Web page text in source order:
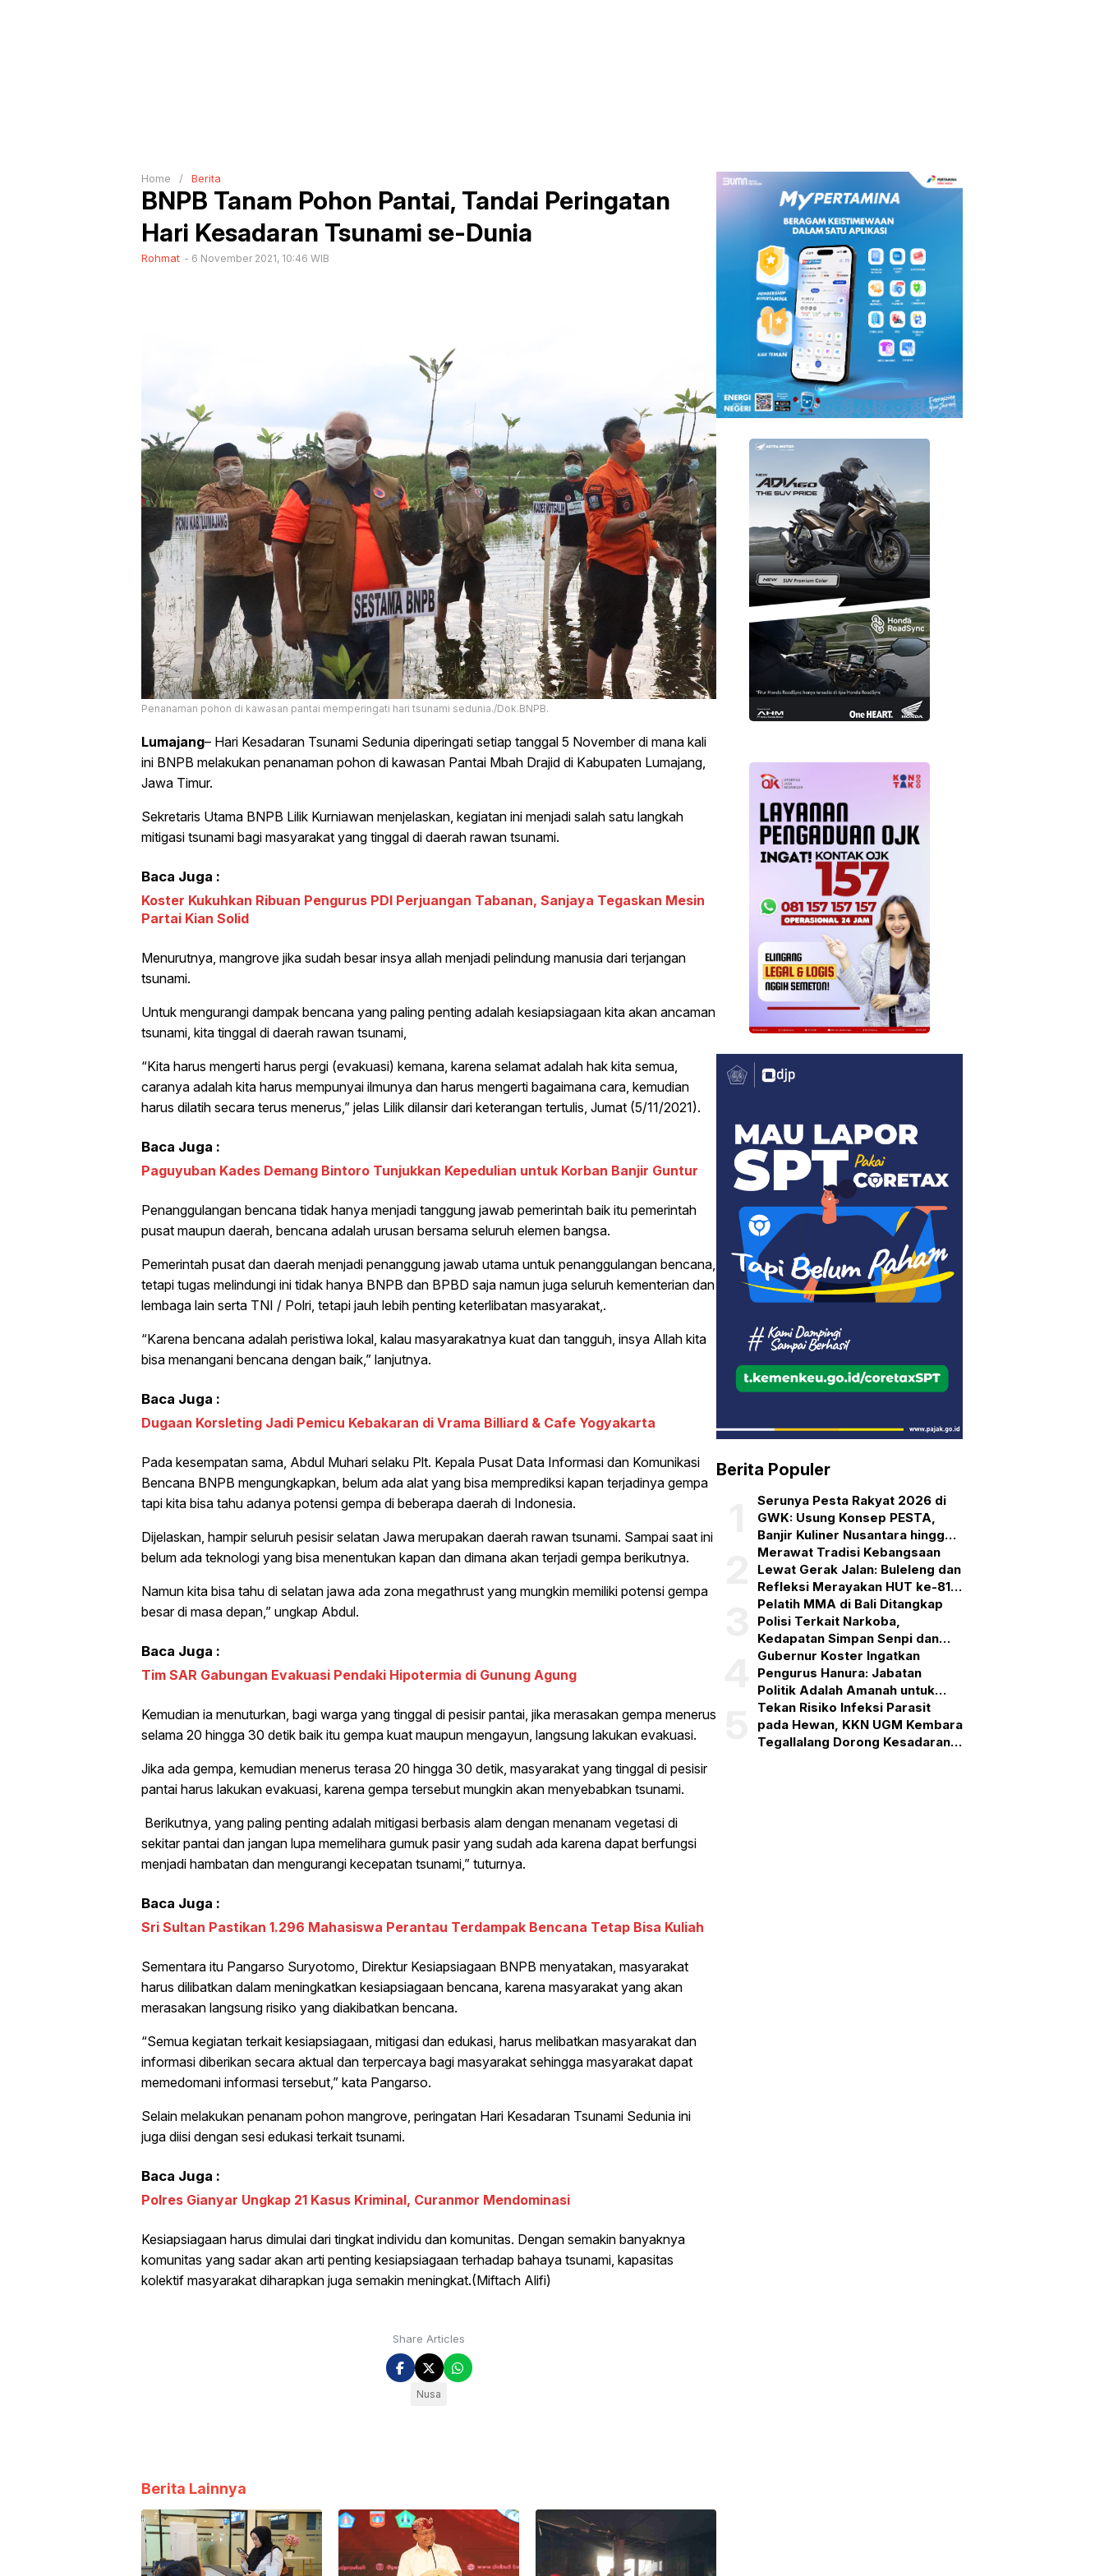
Home / Berita
BNPB Tanam Pohon Pantai, Tandai Peringatan
Hari Kesadaran Tsunami se-Dunia
Rohmat 6 November 2021, 10:46 WIB
Penanaman pohon di kawasan pantai memperingati hari tsunami sedunia./Dok.BNPB.
Lumajang– Hari Kesadaran Tsunami Sedunia diperingati setiap tanggal 5 November di mana kali
ini BNPB melakukan penanaman pohon di kawasan Pantai Mbah Drajid di Kabupaten Lumajang,
Jawa Timur.
Sekretaris Utama BNPB Lilik Kurniawan menjelaskan, kegiatan ini menjadi salah satu langkah
mitigasi tsunami bagi masyarakat yang tinggal di daerah rawan tsunami.
Baca Juga :
Koster Kukuhkan Ribuan Pengurus PDI Perjuangan Tabanan, Sanjaya Tegaskan Mesin
Partai Kian Solid
Menurutnya, mangrove jika sudah besar insya allah menjadi pelindung manusia dari terjangan
tsunami.
Untuk mengurangi dampak bencana yang paling penting adalah kesiapsiagaan kita akan ancaman
tsunami, kita tinggal di daerah rawan tsunami,
“Kita harus mengerti harus pergi (evakuasi) kemana, karena selamat adalah hak kita semua,
caranya adalah kita harus mempunyai ilmunya dan harus mengerti bagaimana cara, kemudian
harus dilatih secara terus menerus,” jelas Lilik dilansir dari keterangan tertulis, Jumat (5/11/2021).
Baca Juga :
Paguyuban Kades Demang Bintoro Tunjukkan Kepedulian untuk Korban Banjir Guntur
Penanggulangan bencana tidak hanya menjadi tanggung jawab pemerintah baik itu pemerintah
pusat maupun daerah, bencana adalah urusan bersama seluruh elemen bangsa.
Pemerintah pusat dan daerah menjadi penanggung jawab utama untuk penanggulangan bencana,
tetapi tugas melindungi ini tidak hanya BNPB dan BPBD saja namun juga seluruh kementerian dan
lembaga lain serta TNI / Polri, tetapi jauh lebih penting keterlibatan masyarakat,.
“Karena bencana adalah peristiwa lokal, kalau masyarakatnya kuat dan tangguh, insya Allah kita
bisa menangani bencana dengan baik,” lanjutnya.
Baca Juga :
Dugaan Korsleting Jadi Pemicu Kebakaran di Vrama Billiard & Cafe Yogyakarta
Pada kesempatan sama, Abdul Muhari selaku Plt. Kepala Pusat Data Informasi dan Komunikasi
Bencana BNPB mengungkapkan, belum ada alat yang bisa memprediksi kapan terjadinya gempa
tapi kita bisa tahu adanya potensi gempa di beberapa daerah di Indonesia.
Dijelaskan, hampir seluruh pesisir selatan Jawa merupakan daerah rawan tsunami. Sampai saat ini
belum ada teknologi yang bisa menentukan kapan dan dimana akan terjadi gempa berikutnya.
Namun kita bisa tahu di selatan jawa ada zona megathrust yang mungkin memiliki potensi gempa
besar di masa depan,” ungkap Abdul.
Baca Juga :
Tim SAR Gabungan Evakuasi Pendaki Hipotermia di Gunung Agung
Kemudian ia menuturkan, bagi warga yang tinggal di pesisir pantai, jika merasakan gempa menerus
selama 20 hingga 30 detik baik itu gempa kuat maupun mengayun, langsung lakukan evakuasi.
Jika ada gempa, kemudian menerus terasa 20 hingga 30 detik, masyarakat yang tinggal di pesisir
pantai harus lakukan evakuasi, karena gempa tersebut mungkin akan menyebabkan tsunami.
Berikutnya, yang paling penting adalah mitigasi berbasis alam dengan menanam vegetasi di
sekitar pantai dan jangan lupa memelihara gumuk pasir yang sudah ada karena dapat berfungsi
menjadi hambatan dan mengurangi kecepatan tsunami,” tuturnya.
Baca Juga :
Sri Sultan Pastikan 1.296 Mahasiswa Perantau Terdampak Bencana Tetap Bisa Kuliah
Sementara itu Pangarso Suryotomo, Direktur Kesiapsiagaan BNPB menyatakan, masyarakat
harus dilibatkan dalam meningkatkan kesiapsiagaan bencana, karena masyarakat yang akan
merasakan langsung risiko yang diakibatkan bencana.
“Semua kegiatan terkait kesiapsiagaan, mitigasi dan edukasi, harus melibatkan masyarakat dan
informasi diberikan secara aktual dan terpercaya bagi masyarakat sehingga masyarakat dapat
memedomani informasi tersebut,” kata Pangarso.
Selain melakukan penanam pohon mangrove, peringatan Hari Kesadaran Tsunami Sedunia ini
juga diisi dengan sesi edukasi terkait tsunami.
Baca Juga :
Polres Gianyar Ungkap 21 Kasus Kriminal, Curanmor Mendominasi
Kesiapsiagaan harus dimulai dari tingkat individu dan komunitas. Dengan semakin banyaknya
komunitas yang sadar akan arti penting kesiapsiagaan terhadap bahaya tsunami, kapasitas
kolektif masyarakat diharapkan juga semakin meningkat.(Miftach Alifi)
Share Articles
Nusa
Berita Lainnya
Berita Populer
Serunya Pesta Rakyat 2026 di
GWK: Usung Konsep PESTA,
Banjir Kuliner Nusantara hingga
Pesta Kembang Api
Merawat Tradisi Kebangsaan
Lewat Gerak Jalan: Buleleng dan
Refleksi Merayakan HUT ke-81
RI
Pelatih MMA di Bali Ditangkap
Polisi Terkait Narkoba,
Kedapatan Simpan Senpi dan
Puluhan Amunisi
Gubernur Koster Ingatkan
Pengurus Hanura: Jabatan
Politik Adalah Amanah untuk
Bekerja, Bukan Simbol
Kehormatan
Tekan Risiko Infeksi Parasit
pada Hewan, KKN UGM Kembara
Tegallalang Dorong Kesadaran